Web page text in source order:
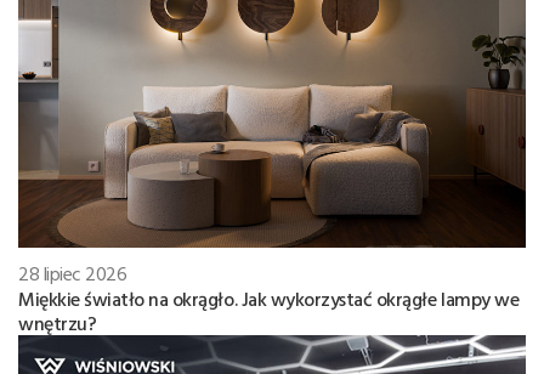
28 lipiec 2026
Miękkie światło na okrągło. Jak wykorzystać okrągłe lampy we
wnętrzu?